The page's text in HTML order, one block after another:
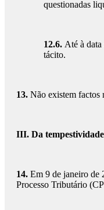
questionadas
12.6. Até à
tácito.
13. Não existem factos
III. Da
14. Em 9 de janeiro de
Processo Tributário